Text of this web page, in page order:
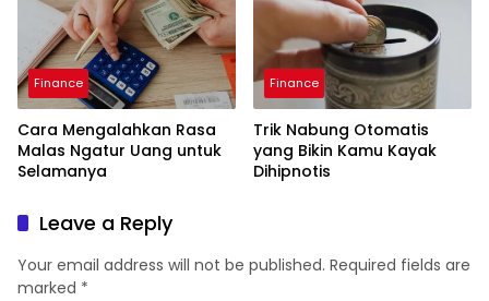
Finance
Cara Mengalahkan Rasa
Malas Ngatur Uang untuk
Selamanya
Finance
Trik Nabung Otomatis
yang Bikin Kamu Kayak
Dihipnotis
Leave a Reply
Your email address will not be published. Required fields are
marked *